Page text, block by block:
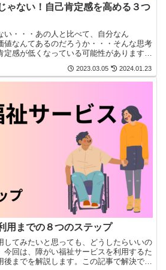
ゃない！自己肯定感を高める３つ
い・・・あの人と比べて、自分なん
値なんてあるのだろうか・・・そんな思考
感が低くなっている可能性があります。
2023.03.05 2024.01.23
用までの８つのステップ
してみたいと思っても、どうしたらいいの
今回は、障がい福祉サービスを利用するた
までを解説します。この記事で解決でき